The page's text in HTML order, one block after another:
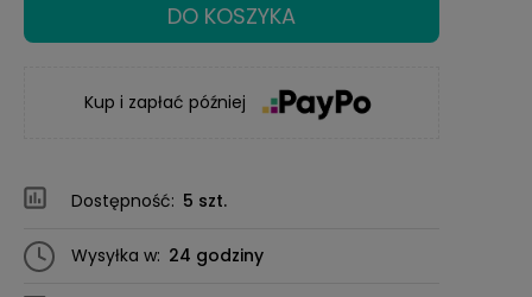
DO KOSZYKA
Kup i zapłać później
Dostępność: 5 szt.
Wysyłka w: 24 godziny